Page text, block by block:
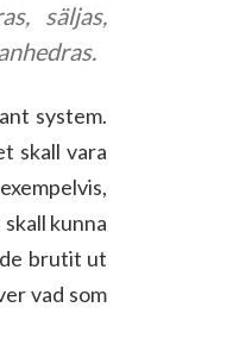
säljas,
system.
skall vara
kunna
brutit ut
vad som